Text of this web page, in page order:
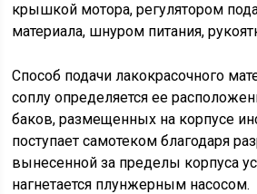
крышкой мотора, регулятором
материала, шнуром питания,
Способ подачи лакокрасочного
соплу определяется ее
баков, размещенных на корпусе
поступает самотеком благодаря
вынесенной за пределы корпуса
нагнетается плунжерным насосом.